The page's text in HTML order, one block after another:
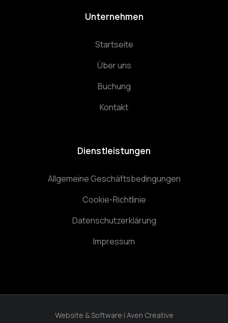
Unternehmen
Startseite
Über uns
Buchung
Kontakt
Dienstleistungen
Allgemeine Geschäftsbedingungen
Cookie-Richtlinie
Datenschutzerklärung
Impressum
Website & Software | Aven Creative